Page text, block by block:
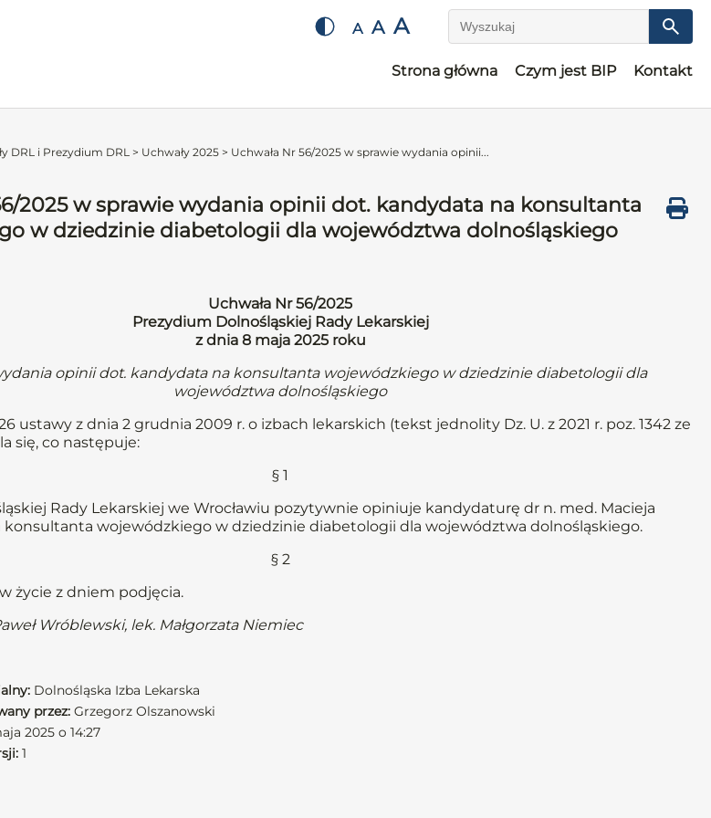
A A A Wyszukaj
Strona główna Czym jest BIP Kontakt
DRL i Prezydium DRL > Uchwały 2025 > Uchwała Nr 56/2025 w sprawie wydania opinii...
2025 w sprawie wydania opinii dot. kandydata na konsultanta
w dziedzinie diabetologii dla województwa dolnośląskiego
Uchwała Nr 56/2025
Prezydium Dolnośląskiej Rady Lekarskiej
z dnia 8 maja 2025 roku
opinii dot. kandydata na konsultanta wojewódzkiego w dziedzinie diabetologii dla
województwa dolnośląskiego
ustawy z dnia 2 grudnia 2009 r. o izbach lekarskich (tekst jednolity Dz. U. z 2021 r. poz. 1342 ze
się, co następuje:
§ 1
Rady Lekarskiej we Wrocławiu pozytywnie opiniuje kandydaturę dr n. med. Macieja
konsultanta wojewódzkiego w dziedzinie diabetologii dla województwa dolnośląskiego.
§ 2
życie z dniem podjęcia.
Wróblewski, lek. Małgorzata Niemiec
Dolnośląska Izba Lekarska
przez: Grzegorz Olszanowski
2025 o 14:27
1